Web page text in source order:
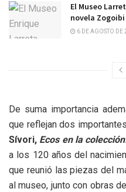
El Museo
novela
6 DE AGOSTO DE
De suma importancia
que reflejan dos
Sívori, Ecos en la
a los 120 años del
que reunió las piezas del
al museo, junto con obras